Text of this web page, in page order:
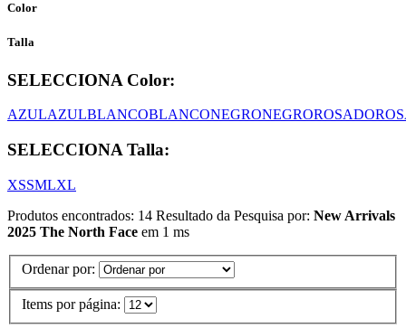
Color
Talla
SELECCIONA Color:
AZULAZULBLANCOBLANCONEGRONEGROROSADO
SELECCIONA Talla:
XSSMLXL
Produtos encontrados: 14 Resultado da Pesquisa por: New Arrivals
2025 The North Face em 1 ms
Ordenar por:
Items por página: